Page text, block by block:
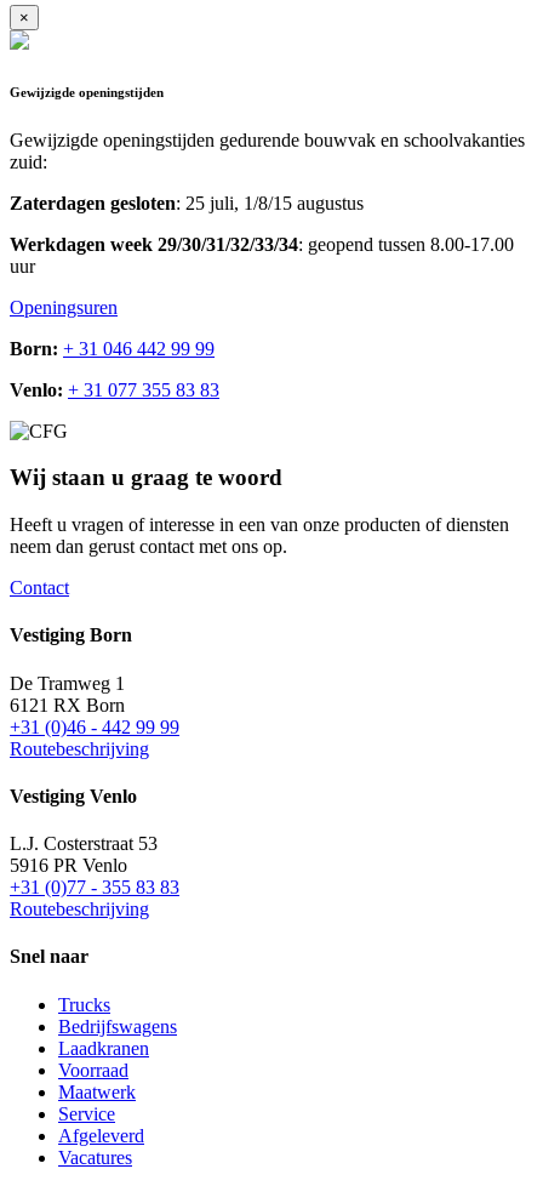
×
Gewijzigde openingstijden
Gewijzigde openingstijden gedurende bouwvak en schoolvakanties
zuid:
Zaterdagen gesloten: 25 juli, 1/8/15 augustus
Werkdagen week 29/30/31/32/33/34: geopend tussen 8.00-17.00
uur
Openingsuren
Born: + 31 046 442 99 99
Venlo: + 31 077 355 83 83
Wij staan u graag te woord
Heeft u vragen of interesse in een van onze producten of diensten
neem dan gerust contact met ons op.
Contact
Vestiging Born
De Tramweg 1
6121 RX Born
+31 (0)46 - 442 99 99
Routebeschrijving
Vestiging Venlo
L.J. Costerstraat 53
5916 PR Venlo
+31 (0)77 - 355 83 83
Routebeschrijving
Snel naar
Trucks
Bedrijfswagens
Laadkranen
Voorraad
Maatwerk
Service
Afgeleverd
Vacatures